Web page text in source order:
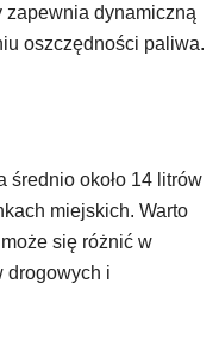
zapewnia dynamiczną
oszczędności paliwa.
średnio około 14 litrów
miejskich. Warto
się różnić w
drogowych i